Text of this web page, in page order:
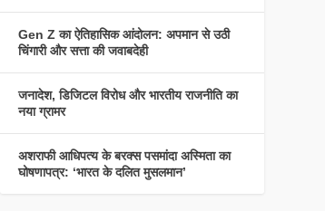
Gen Z का ऐतिहासिक आंदोलन: अपमान से उठी
चिंगारी और सत्ता की जवाबदेही
जनादेश, डिजिटल विरोध और भारतीय राजनीति का
नया ग्रामर
अशराफी आधिपत्य के बरक्स पसमांदा अस्मिता का
घोषणापत्र: ‘भारत के दलित मुसलमान’